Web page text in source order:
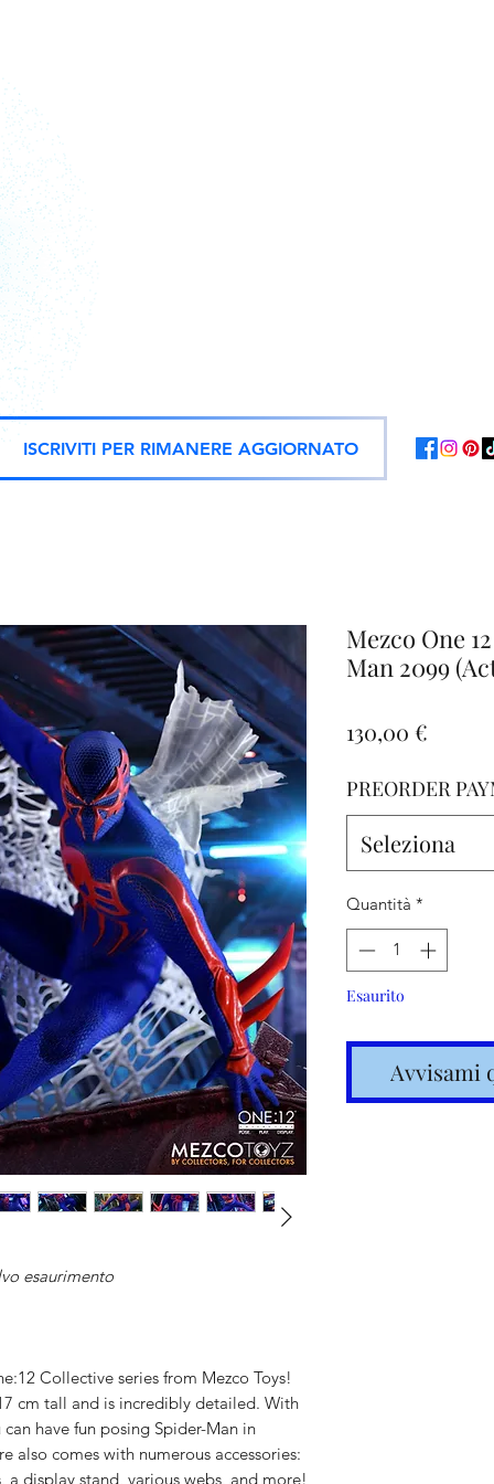
ISCRIVITI PER RIMANERE AGGIORNATO
esaurimento
Collective series from Mezco Toys!
cm tall and is incredibly detailed. With
have fun posing Spider-Man in
also comes with numerous accessories:
a display stand, various webs, and more!
Mezco One
Man 2099
130,00 €
PREORDER
Seleziona
Quantità *
Esaurito
Avvisami